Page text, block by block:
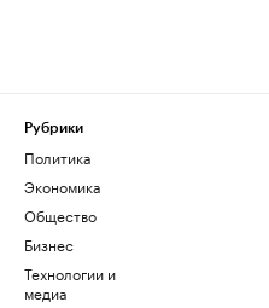
Рубрики
Политика
Экономика
Общество
Бизнес
Технологии и
медиа